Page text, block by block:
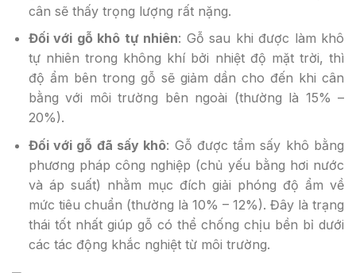
cân sẽ thấy trọng lượng rất nặng.
Đối với gỗ khô tự nhiên: Gỗ sau khi được làm khô
tự nhiên trong không khí bởi nhiệt độ mặt trời, thì
độ ẩm bên trong gỗ sẽ giảm dần cho đến khi cân
bằng với môi trường bên ngoài (thường là 15% –
20%).
Đối với gỗ đã sấy khô: Gỗ được tẩm sấy khô bằng
phương pháp công nghiệp (chủ yếu bằng hơi nước
và áp suất) nhằm mục đích giải phóng độ ẩm về
mức tiêu chuẩn (thường là 10% – 12%). Đây là trạng
thái tốt nhất giúp gỗ có thể chống chịu bền bỉ dưới
các tác động khắc nghiệt từ môi trường.